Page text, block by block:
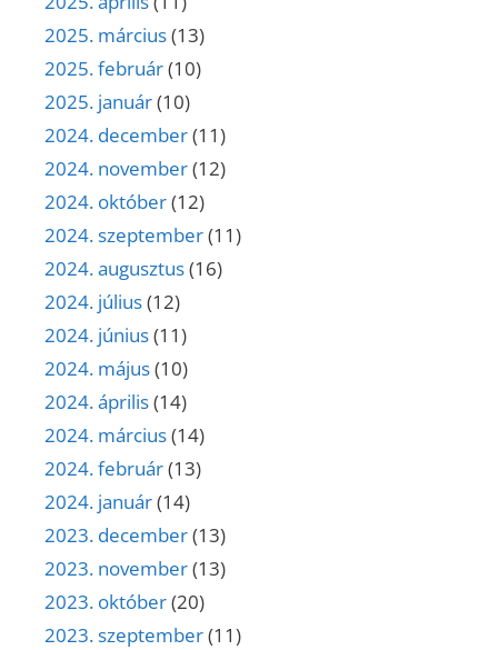
2025. március(13)
2025. február(10)
2025. január(10)
2024. december(11)
2024. november(12)
2024. október(12)
2024. szeptember(11)
2024. augusztus(16)
2024. július(12)
2024. június(11)
2024. május(10)
2024. április(14)
2024. március(14)
2024. február(13)
2024. január(14)
2023. december(13)
2023. november(13)
2023. október(20)
2023. szeptember(11)